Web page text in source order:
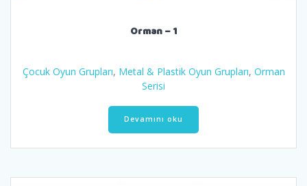
Orman – 1
Çocuk Oyun Grupları, Metal & Plastik Oyun Grupları, Orman
Serisi
Devamını oku